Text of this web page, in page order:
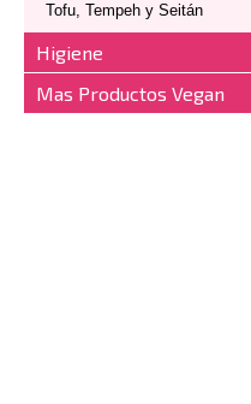
Tofu, Tempeh y Seitán
Higiene
Mas Productos Vegan